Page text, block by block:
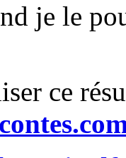
je le
ce